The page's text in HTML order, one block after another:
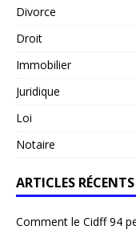
Divorce
Droit
Immobilier
Juridique
Loi
Notaire
ARTICLES RÉCENTS
Comment le Cidff 94